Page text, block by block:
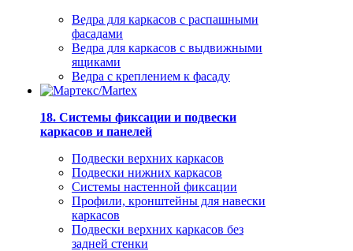
Ведра для каркасов с распашными
фасадами
Ведра для каркасов с выдвижными
ящиками
Ведра с креплением к фасаду
18. Системы фиксации и подвески
каркасов и панелей
Подвески верхних каркасов
Подвески нижних каркасов
Системы настенной фиксации
Профили, кронштейны для навески
каркасов
Подвески верхних каркасов без
задней стенки